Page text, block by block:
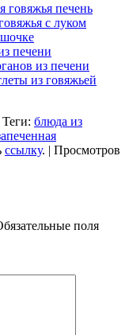
говяжья печень
с луком
печени
из печени
из говяжьей
Теги: блюда из
ссылку. | Просмотров
поля